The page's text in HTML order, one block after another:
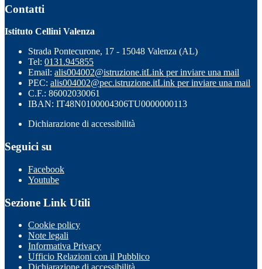
Contatti
Istituto Cellini Valenza
Strada Pontecurone, 17 - 15048 Valenza (AL)
Tel: 0131.945855
Email: alis004002@istruzione.itLink per inviare una mail
PEC: alis004002@pec.istruzione.itLink per inviare una mail
C.F.: 86002030061
IBAN: IT48N0100004306TU0000000113
Dichiarazione di accessibilità
Seguici su
Facebook
Youtube
Sezione Link Utili
Cookie policy
Note legali
Informativa Privacy
Ufficio Relazioni con il Pubblico